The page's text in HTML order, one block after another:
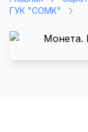
ГУК "СОМК"